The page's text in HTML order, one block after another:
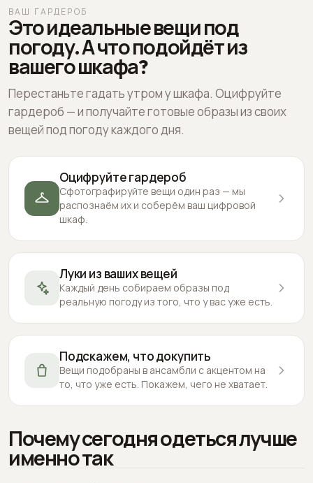
ВАШ ГАРДЕРОБ
Это идеальные вещи под
погоду. А что подойдёт из
вашего шкафа?
Перестаньте гадать утром у шкафа. Оцифруйте
гардероб — и получайте готовые образы из своих
вещей под погоду каждого дня.
Оцифруйте гардероб
Сфотографируйте вещи один раз — мы
распознаём их и соберём ваш цифровой
шкаф.
Луки из ваших вещей
Каждый день собираем образы под
реальную погоду из того, что у вас уже есть.
Подскажем, что докупить
Вещи подобраны в ансамбли с акцентом на
то, что уже есть. Покажем, чего не хватает.
Почему сегодня одеться лучше
именно так